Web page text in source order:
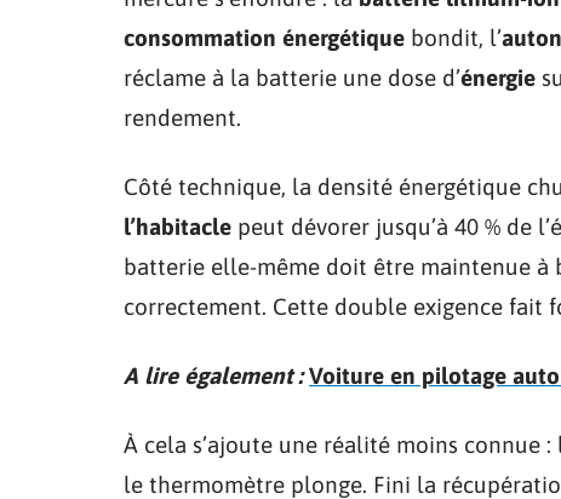
consommation énergétique bondit, l’
réclame à la batterie une dose d’énergie
rendement.
Côté technique, la densité énergétique
l’habitacle peut dévorer jusqu’à 40 % de
batterie elle-même doit être maintenue
correctement. Cette double exigence fait
A lire également : Voiture en pilotage
À cela s’ajoute une réalité moins connue :
le thermomètre plonge. Fini la